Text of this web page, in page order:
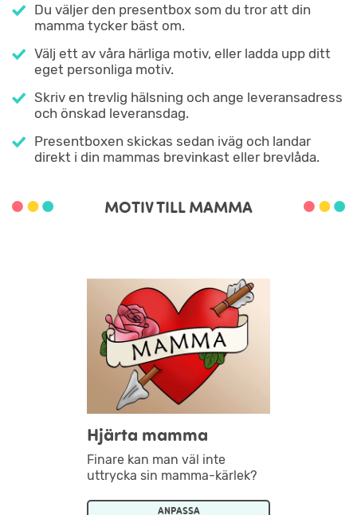
Du väljer den presentbox som du tror att din
mamma tycker bäst om.
Välj ett av våra härliga motiv, eller ladda upp ditt
eget personliga motiv.
Skriv en trevlig hälsning och ange leveransadress
och önskad leveransdag.
Presentboxen skickas sedan iväg och landar
direkt i din mammas brevinkast eller brevlåda.
MOTIV TILL MAMMA
Hjärta mamma
Finare kan man väl inte
uttrycka sin mamma-kärlek?
ANPASSA